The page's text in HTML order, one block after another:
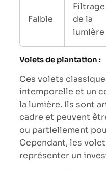
Faible
Filtrage
de la
lumière
Volets de plantation :
Ces volets
intemporelle et un
la lumière. Ils sont
cadre et peuvent
ou partiellement
Cependant, les
représenter un